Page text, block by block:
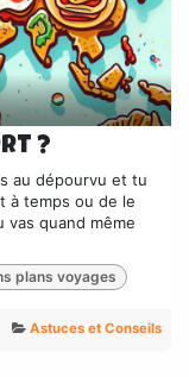
?
au dépourvu et tu
à temps ou de le
vas quand même
plans voyages
Astuces et Conseils